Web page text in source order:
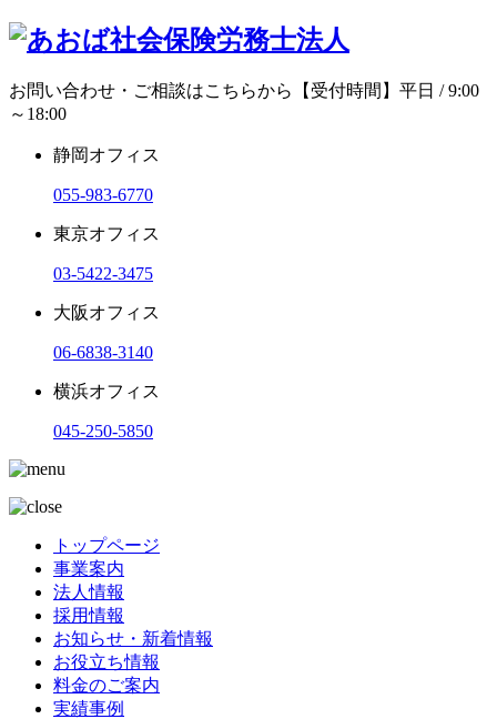
お問い合わせ・ご相談はこちらから
【受付時間】平日 / 9:00
～18:00
静岡オフィス
055-983-6770
東京オフィス
03-5422-3475
大阪オフィス
06-6838-3140
横浜オフィス
045-250-5850
トップページ
事業案内
法人情報
採用情報
お知らせ・新着情報
お役立ち情報
料金のご案内
実績事例